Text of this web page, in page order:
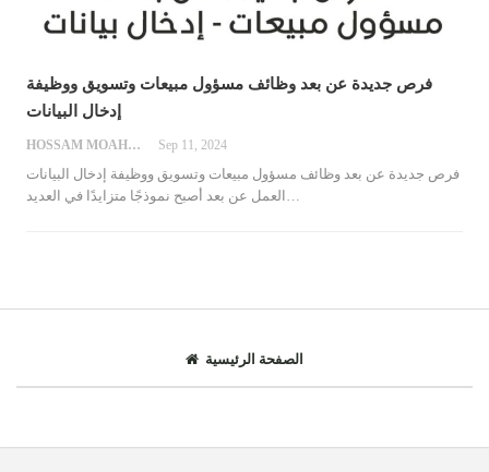
فرص جديدة عن بعد وظائف مسؤول مبيعات وتسويق ووظيفة
إدخال البيانات
HOSSAM MOAHMED Sep 11, 2024
فرص جديدة عن بعد وظائف مسؤول مبيعات وتسويق ووظيفة إدخال البيانات
العمل عن بعد أصبح نموذجًا متزايدًا في العديد
الصفحة الرئيسية